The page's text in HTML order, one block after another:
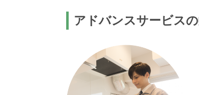
アドバンスサービス